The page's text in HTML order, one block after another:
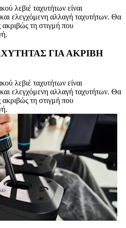
λεβιέ ταχυτήτων είναι
ελεγχόμενη αλλαγή ταχυτήτων. Θα
τη στιγμή που
ΓΙΑ ΑΚΡΙΒΗ
λεβιέ ταχυτήτων είναι
ελεγχόμενη αλλαγή ταχυτήτων. Θα
τη στιγμή που